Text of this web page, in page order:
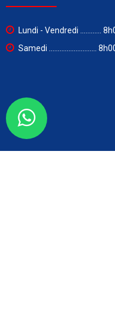
Lundi - Vendredi ............
Samedi ...........................